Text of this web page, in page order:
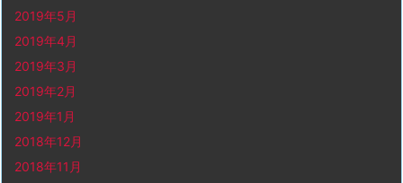
2019年5月
2019年4月
2019年3月
2019年2月
2019年1月
2018年12月
2018年11月